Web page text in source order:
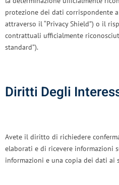
protezione dei dati corrispondente a
attraverso il “Privacy Shield”) o il
contrattuali ufficialmente
standard”).
Diritti Degli
Avete il diritto di richiedere
elaborati e di ricevere informazioni
informazioni e una copia dei dati ai